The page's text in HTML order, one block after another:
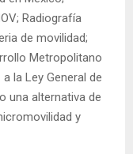
Radiografía
de movilidad;
Metropolitano
la Ley General de
una alternativa de
y